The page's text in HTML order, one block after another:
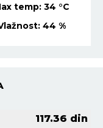
temp:36 °C
61 %
117.36 din